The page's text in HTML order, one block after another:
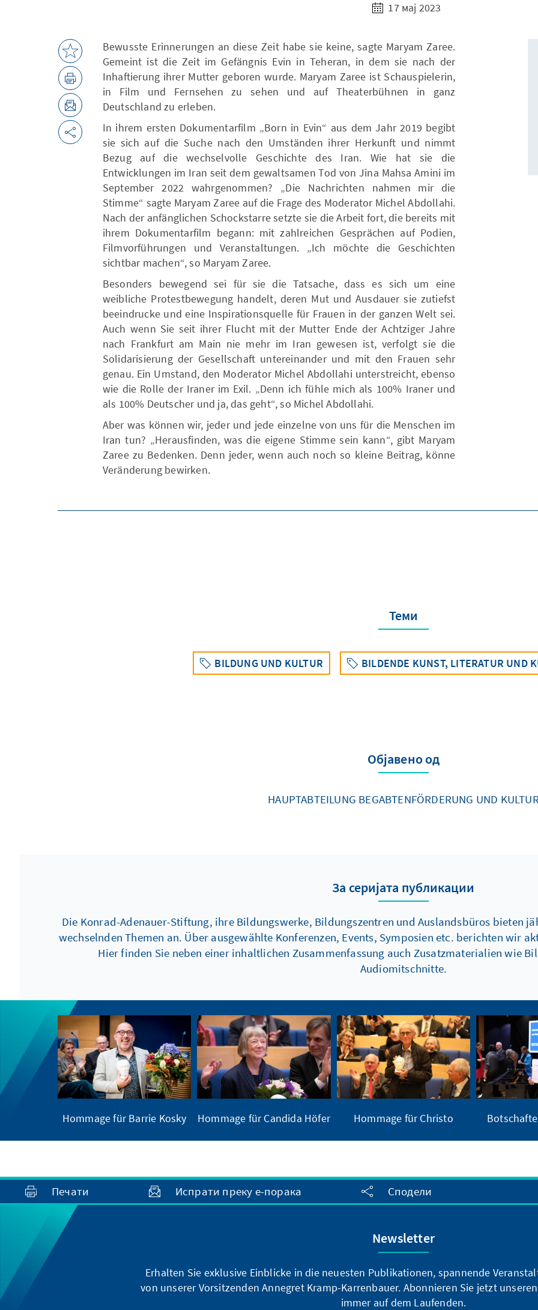
17 мај 2023
Bewusste Erinnerungen an diese Zeit habe sie keine, sagte Maryam Zaree.
Gemeint ist die Zeit im Gefängnis Evin in Teheran, in dem sie nach der
Inhaftierung ihrer Mutter geboren wurde. Maryam Zaree ist Schauspielerin,
in Film und Fernsehen zu sehen und auf Theaterbühnen in ganz
Deutschland zu erleben.
In ihrem ersten Dokumentarfilm „Born in Evin“ aus dem Jahr 2019 begibt
sie sich auf die Suche nach den Umständen ihrer Herkunft und nimmt
Bezug auf die wechselvolle Geschichte des Iran. Wie hat sie die
Entwicklungen im Iran seit dem gewaltsamen Tod von Jina Mahsa Amini im
September 2022 wahrgenommen? „Die Nachrichten nahmen mir die
Stimme“ sagte Maryam Zaree auf die Frage des Moderator Michel Abdollahi.
Nach der anfänglichen Schockstarre setzte sie die Arbeit fort, die bereits mit
ihrem Dokumentarfilm begann: mit zahlreichen Gesprächen auf Podien,
Filmvorführungen und Veranstaltungen. „Ich möchte die Geschichten
sichtbar machen“, so Maryam Zaree.
Besonders bewegend sei für sie die Tatsache, dass es sich um eine
weibliche Protestbewegung handelt, deren Mut und Ausdauer sie zutiefst
beeindrucke und eine Inspirationsquelle für Frauen in der ganzen Welt sei.
Auch wenn Sie seit ihrer Flucht mit der Mutter Ende der Achtziger Jahre
nach Frankfurt am Main nie mehr im Iran gewesen ist, verfolgt sie die
Solidarisierung der Gesellschaft untereinander und mit den Frauen sehr
genau. Ein Umstand, den Moderator Michel Abdollahi unterstreicht, ebenso
wie die Rolle der Iraner im Exil. „Denn ich fühle mich als 100% Iraner und
als 100% Deutscher und ja, das geht“, so Michel Abdollahi.
Aber was können wir, jeder und jede einzelne von uns für die Menschen im
Iran tun? „Herausfinden, was die eigene Stimme sein kann“, gibt Maryam
Zaree zu Bedenken. Denn jeder, wenn auch noch so kleine Beitrag, könne
Veränderung bewirken.
Теми
BILDUNG UND KULTUR BILDENDE KUNST, LITERATUR UND
Објавено од
HAUPTABTEILUNG BEGABTENFÖRDERUNG UND
За серијата публикации
Die Konrad-Adenauer-Stiftung, ihre Bildungswerke, Bildungszentren und Auslandsbüros bieten
wechselnden Themen an. Über ausgewählte Konferenzen, Events, Symposien etc. berichten wir
Hier finden Sie neben einer inhaltlichen Zusammenfassung auch Zusatzmaterialien wie
Audiomitschnitte.
Hommage für Barrie Kosky Hommage für Candida Höfer Hommage für Christo
Печати Испрати преку е-порака Сподели
Newsletter
Erhalten Sie exklusive Einblicke in die neuesten Publikationen, spannende
von unserer Vorsitzenden Annegret Kramp-Karrenbauer. Abonnieren Sie jetzt
immer auf dem Laufenden.